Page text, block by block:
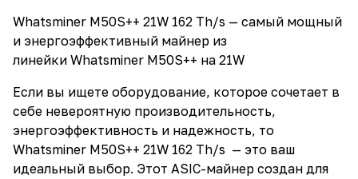
Whatsminer M50S++ 21W 162 Th/s — самый мощный
и энергоэффективный майнер из
линейки Whatsminer M50S++ на 21W
Если вы ищете оборудование, которое сочетает в
себе невероятную производительность,
энергоэффективность и надежность, то
Whatsminer M50S++ 21W 162 Th/s — это ваш
идеальный выбор. Этот ASIC-майнер создан для